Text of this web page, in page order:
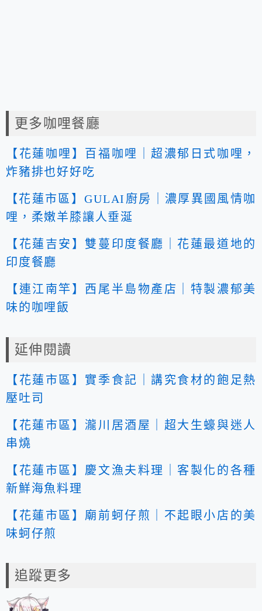
更多咖哩餐廳
【花蓮咖哩】百福咖哩｜超濃郁日式咖哩，
炸豬排也好好吃
【花蓮市區】GULAI廚房｜濃厚異國風情咖
哩，柔嫩羊膝讓人垂涎
【花蓮吉安】雙蔓印度餐廳｜花蓮最道地的
印度餐廳
【連江南竿】西尾半島物產店｜特製濃郁美
味的咖哩飯
延伸閱讀
【花蓮市區】實季食記｜講究食材的飽足熱
壓吐司
【花蓮市區】瀧川居酒屋｜超大生蠔與迷人
串燒
【花蓮市區】慶文漁夫料理｜客製化的各種
新鮮海魚料理
【花蓮市區】廟前蚵仔煎｜不起眼小店的美
味蚵仔煎
追蹤更多